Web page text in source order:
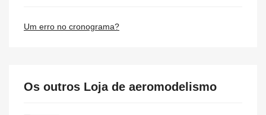
Um erro no cronograma?
Os outros Loja de aeromodelismo